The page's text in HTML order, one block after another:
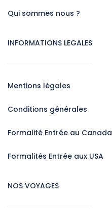
Qui sommes nous ?
INFORMATIONS LEGALES
Mentions légales
Conditions générales
Formalité Entrée au Canada
Formalités Entrée aux USA
NOS VOYAGES